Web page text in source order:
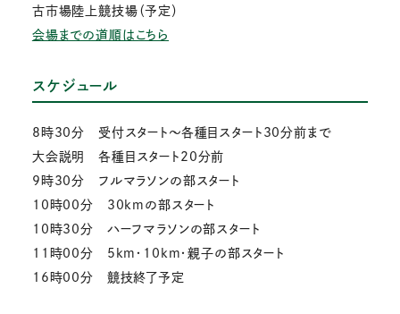
古市場陸上競技場（予定）
会場までの道順はこちら
スケジュール
8時30分 受付スタート～各種目スタート30分前まで
大会説明 各種目スタート20分前
9時30分 フルマラソンの部スタート
10時00分 30kmの部スタート
10時30分 ハーフマラソンの部スタート
11時00分 5km・10km・親子の部スタート
16時00分 競技終了予定